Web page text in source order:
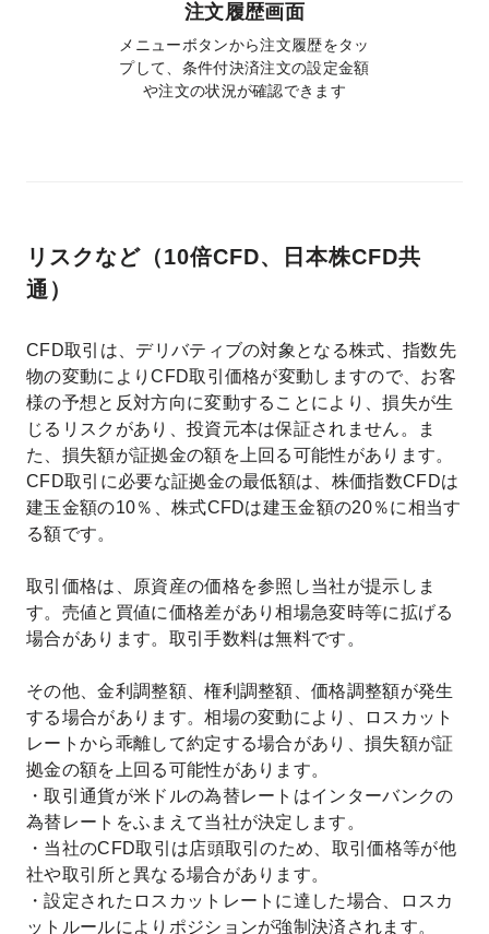
注文履歴画面
メニューボタンから注文履歴をタッ
プして、条件付決済注文の設定金額
や注文の状況が確認できます
リスクなど（10倍CFD、日本株CFD共
通）
CFD取引は、デリバティブの対象となる株式、指数先
物の変動によりCFD取引価格が変動しますので、お客
様の予想と反対方向に変動することにより、損失が生
じるリスクがあり、投資元本は保証されません。ま
た、損失額が証拠金の額を上回る可能性があります。
CFD取引に必要な証拠金の最低額は、株価指数CFDは
建玉金額の10％、株式CFDは建玉金額の20％に相当す
る額です。
取引価格は、原資産の価格を参照し当社が提示しま
す。売値と買値に価格差があり相場急変時等に拡げる
場合があります。取引手数料は無料です。
その他、金利調整額、権利調整額、価格調整額が発生
する場合があります。相場の変動により、ロスカット
レートから乖離して約定する場合があり、損失額が証
拠金の額を上回る可能性があります。
・取引通貨が米ドルの為替レートはインターバンクの
為替レートをふまえて当社が決定します。
・当社のCFD取引は店頭取引のため、取引価格等が他
社や取引所と異なる場合があります。
・設定されたロスカットレートに達した場合、ロスカ
ットルールによりポジションが強制決済されます。